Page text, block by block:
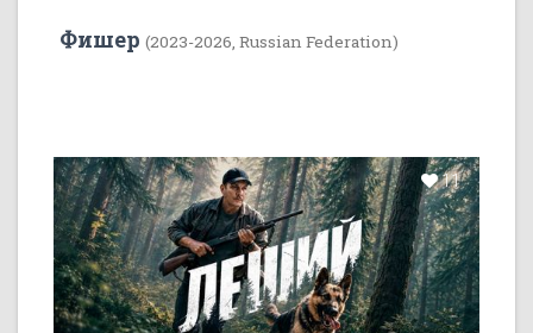
Фишер (2023-2026, Russian Federation)
11